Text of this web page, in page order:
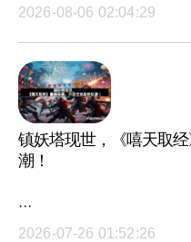
2026-08-06 02:04:29
镇妖塔现世，《嘻天取
潮！
···
2026-07-26 01:52:26